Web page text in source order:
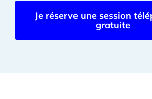
Je réserve une session
gratuite